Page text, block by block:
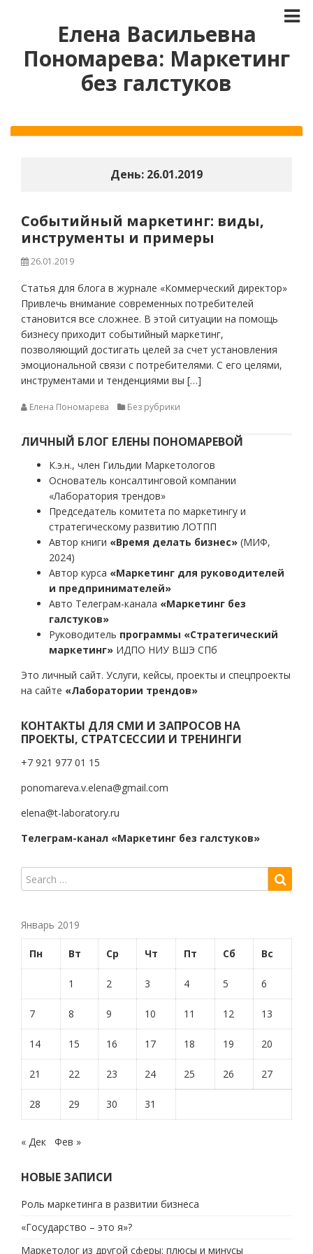
Елена Васильевна
Пономарева: Маркетинг
без галстуков
День: 26.01.2019
Событийный маркетинг: виды,
инструменты и примеры
26.01.2019
Статья для блога в журнале «Коммерческий директор»
Привлечь внимание современных потребителей
становится все сложнее. В этой ситуации на помощь
бизнесу приходит событийный маркетинг,
позволяющий достигать целей за счет установления
эмоциональной связи с потребителями. С его целями,
инструментами и тенденциями вы […]
Елена Пономарева Без рубрики
ЛИЧНЫЙ БЛОГ ЕЛЕНЫ ПОНОМАРЕВОЙ
К.э.н., член Гильдии Маркетологов
Основатель консалтинговой компании
«Лаборатория трендов»
Председатель комитета по маркетингу и
стратегическому развитию ЛОТПП
Автор книги «Время делать бизнес» (МИФ,
2024)
Автор курса «Маркетинг для руководителей
и предпринимателей»
Авто Телеграм-канала «Маркетинг без
галстуков»
Руководитель программы «Стратегический
маркетинг» ИДПО НИУ ВШЭ СПб
Это личный сайт. Услуги, кейсы, проекты и спецпроекты
на сайте «Лаборатории трендов»
КОНТАКТЫ ДЛЯ СМИ И ЗАПРОСОВ НА
ПРОЕКТЫ, СТРАТСЕССИИ И ТРЕНИНГИ
+7 921 977 01 15
ponomareva.v.elena@gmail.com
elena@t-laboratory.ru
Телеграм-канал «Маркетинг без галстуков»
Январь 2019
Пн Вт Ср Чт Пт Сб Вс
1 2 3 4 5 6
7 8 9 10 11 12 13
14 15 16 17 18 19 20
21 22 23 24 25 26 27
28 29 30 31
« Дек Фев »
НОВЫЕ ЗАПИСИ
Роль маркетинга в развитии бизнеса
«Государство – это я»?
Маркетолог из другой сферы: плюсы и минусы